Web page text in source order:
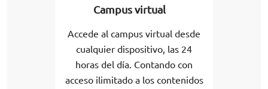
Campus virtual
Accede al campus virtual desde
cualquier dispositivo, las 24
horas del día. Contando con
acceso ilimitado a los contenidos